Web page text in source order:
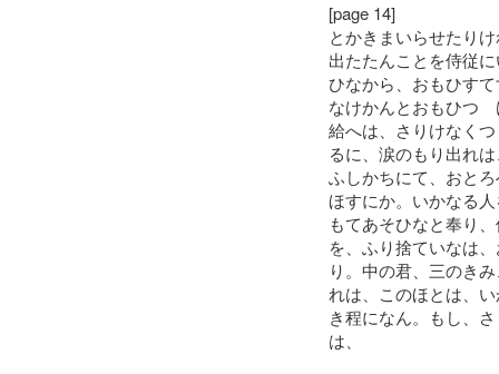
[page 14]
とかきまいらせたり
出たたんことを侍従
ひなから、おもひす
なけかんとおもひつ
給へは、さりけなく
るに、涙のもり出れ
ふしかちにて、おと
ほすにか。いかなる
もてあそひなと奉り
を、ふり捨ていなは
り。中の君、三のき
れは、このほとは、
き程になん。もし、
は、